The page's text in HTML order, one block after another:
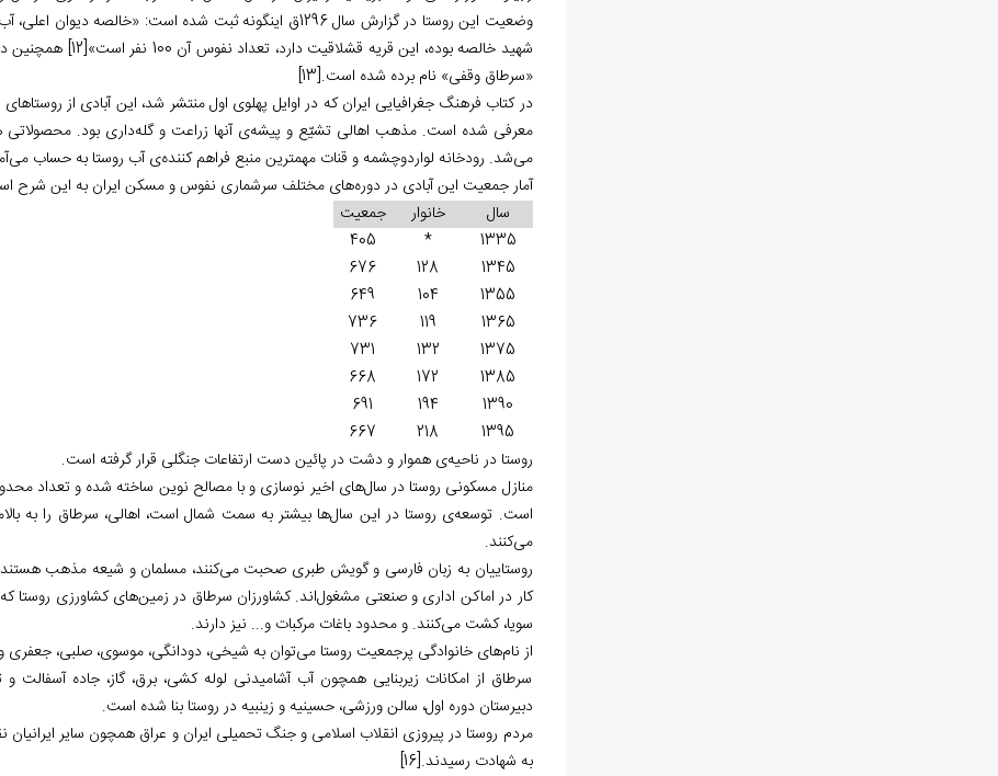
وضعیت این روستا در گزارش سال 1296ق اینگونه ثبت شده است:
شهید خالصه بوده، این قریه قشلاقیت دارد، تعداد نفوس آن 100 نفر است»
[12]
همچنین
«سرطاق وقفی» نام برده شده است.[13]
معرفی شده ‌است. مذهب اهالی تشیّع و پیشه‌ی آنها زراعت و گله‏‌داری بود. محصولاتی
می‌شد. رودخانه لواردوچشمه و قنات مهمترین منبع فراهم کننده‌ی آب روستا به حساب
آمار جمعیت این آبادی در دوره‌های مختلف سرشماری نفوس و مسکن ایران به این شرح
سال
خانوار
جمعیت
1335
*
405
1345
128
676
1355
104
649
1365
119
736
1375
132
731
1385
172
668
1390
194
691
1395
218
667
روستا در ناحیه‌‏ی هموار و دشت در پائین دست ارتفاعات جنگلی قرار گرفته است.
منازل مسکونی روستا در سال‏‌های اخیر نوسازی و با مصالح نوین ساخته شده‏ و تعداد
است. توسعه‌ی روستا در این سال‌ها بیشتر به سمت شمال است، اهالی، سرطاق را به
می‌‏کنند.
روستاییان به زبان فارسی و گویش طبری صحبت می‌‏کنند، مسلمان و شیعه مذهب
سویا، کشت می‌‏کنند. و محدود باغات مرکبات و... نیز دارند.
از نام‌‏های خانوادگی پرجمعیت روستا می‌‏توان به شیخی، دودانگی، موسوی، صلبی، جعفری
سرطاق از امکانات زیربنایی همچون آب آشامیدنی لوله کشی، برق، گاز، جاده
دبیرستان دوره اول، سالن ورزشی، حسینیه و زینبیه در روستا بنا شده است.
به شهادت رسیدند.[16]